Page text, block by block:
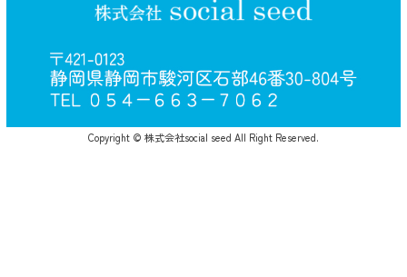
Copyright © 株式会社social seed All Right Reserved.